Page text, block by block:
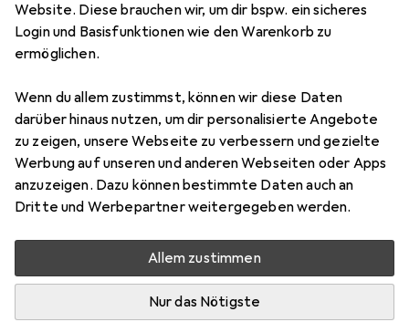
Website. Diese brauchen wir, um dir bspw. ein sicheres
Login und Basisfunktionen wie den Warenkorb zu
ermöglichen.
Wenn du allem zustimmst, können wir diese Daten
darüber hinaus nutzen, um dir personalisierte Angebote
zu zeigen, unsere Webseite zu verbessern und gezielte
Werbung auf unseren und anderen Webseiten oder Apps
anzuzeigen. Dazu können bestimmte Daten auch an
Dritte und Werbepartner weitergegeben werden.
Allem zustimmen
Nur das Nötigste
HAKU MöbelWandgarderobe
EUR
21,89
1
Bewertungen Marke
Mehr von HAKU Möbel
Mehr als 10 Stück an Lager beim Lieferanten
Lieferort angeben für genaue Lieferzeit